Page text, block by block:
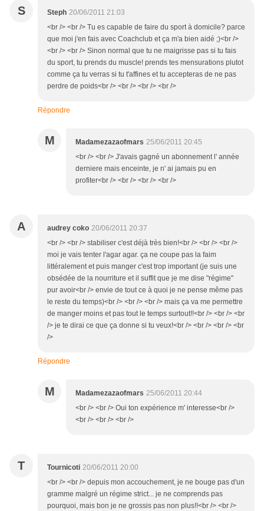
S Steph 20/06/2011 21:03
<br /> <br /> Tu es capable de faire du sport à domicile? parce
que moi j'en fais avec Coachclub et ça m'a bien aidé ;)<br />
<br /> <br /> Sinon normal que tu ne maigrisse pas si tu fais
du sport, tu prends du muscle! prends tes mensurations plutot
comme ça tu verras si tu t'affines et tu accepteras de ne pas
perdre de poids<br /> <br /> <br /> <br />
Répondre
M Madamezazaofmars 25/06/2011 20:45
<br /> <br /> J'avais gagné un abonnement l' année
derniere mais enceinte, je n' ai jamais pu en
profiter<br /> <br /> <br /> <br />
A audrey coko 20/06/2011 20:37
<br /> <br /> stabiliser c'est déjà très bien!<br /> <br /> <br />
moi je vais tenter l'agar agar. ça ne coupe pas la faim
littéralement et puis manger c'est trop important (je suis une
obsédée de la nourriture et il suffit que je me dise "régime"
pur avoir<br /> envie de tout ce à quoi je ne pense même pas
le reste du temps)<br /> <br /> <br /> mais ça va me permettre
de manger moins et pas tout le temps surtout!!<br /> <br /> <br
/> je te dirai ce que ça donne si tu veux!<br /> <br /> <br /> <br
/>
Répondre
M Madamezazaofmars 25/06/2011 20:44
<br /> <br /> Oui ton expérience m' interesse<br />
<br /> <br /> <br />
T Tournicoti 20/06/2011 20:00
<br /> <br /> depuis mon accouchement, je ne bouge pas d'un
gramme malgré un régime strict... je ne comprends pas
pourquoi, mais bon je ne grossis pas non plus!!<br /> <br />